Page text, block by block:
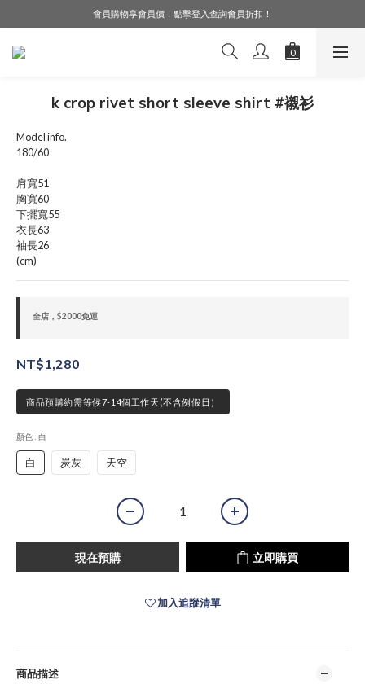
LINE好友募集中，加入就送購物金$50！
會員購物享會員價，點擊登入查詢會員折扣！
LINE好友募集中，加入就送購物金$50！
k crop rivet short sleeve shirt #襯衫
Model info.
180/60
肩寬51
胸寬60
下擺寬55
衣長63
袖長26
(cm)
全店，$2000免運
NT$1,280
商品預購約需等候7-14個工作天(不含例假日）
顏色 : 白
白 炭灰 天空
現在預購 立即購買
加入追蹤清單
商品描述